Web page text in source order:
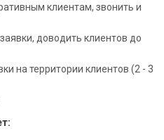
клиентам, звонить и
доводить клиентов до
на территории клиентов (2 - 3